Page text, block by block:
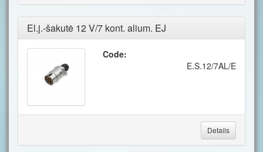
El.j.-šakutė 12 V/7 kont. alium. EJ
Code:
E.S.12/7AL/E
Details